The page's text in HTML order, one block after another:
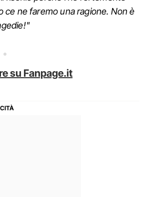
ce ne faremo una ragione. Non è
su Fanpage.it